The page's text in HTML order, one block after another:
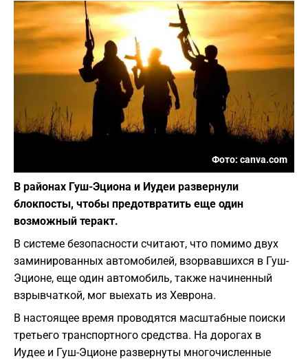
Фото: canva.com
В районах Гуш-Эциона и Иудеи развернули
блокпосты, чтобы предотвратить еще один
возможный теракт.
В системе безопасности считают, что помимо двух
заминированных автомобилей, взорвавшихся в Гуш-
Эционе, еще один автомобиль, также начиненный
взрывчаткой, мог выехать из Хеврона.
В настоящее время проводятся масштабные поиски
третьего транспортного средства. На дорогах в
Иудее и Гуш-Эционе развернуты многочисленные